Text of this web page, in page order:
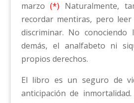
marzo(*) Naturalmente,
recordar mentiras, pero
discriminar. No conociendo
demás, el analfabeto ni
propios derechos.
El libro es un seguro de
anticipación de inmortalidad.